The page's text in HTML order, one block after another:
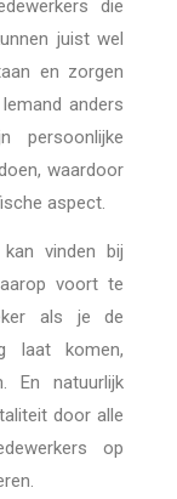
die
juist wel
en zorgen
anders
waardoor
aspect.
vinden bij
voort te
als je de
laat komen,
En natuurlijk
door alle
op